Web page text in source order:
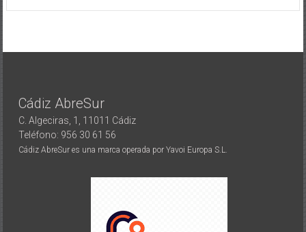
Cádiz AbreSur
C. Algeciras, 1, 11011 Cádiz
Teléfono: 956 30 61 56
Cádiz AbreSur es una marca operada por Yavoi Europa S.L.